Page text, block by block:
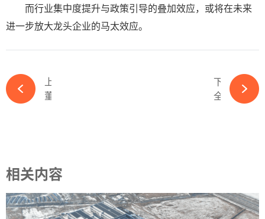
而行业集中度提升与政策引导的叠加效应，或将在未来
进一步放大龙头企业的马太效应。
下一篇
全面退出！又一国际巨头折戟光伏！-ky体育APP官网下载
相关内容